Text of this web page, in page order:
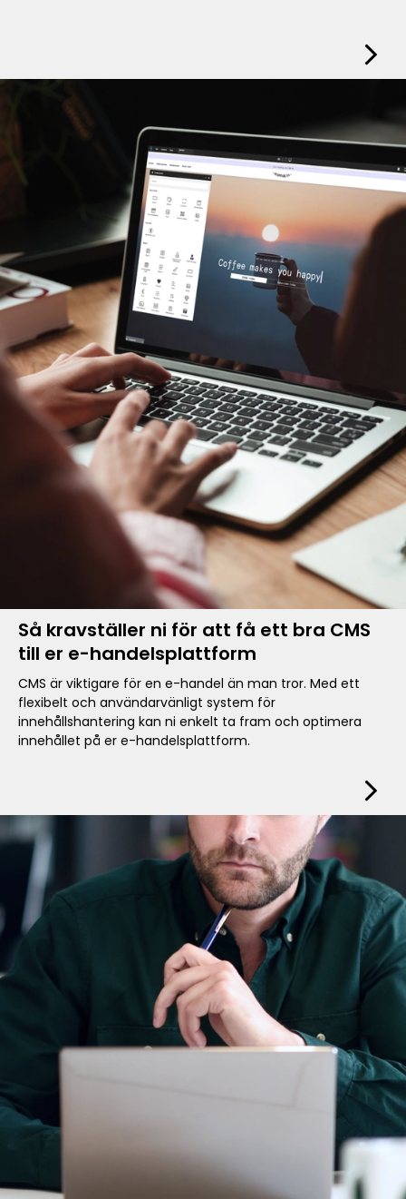
Så kravställer ni för att få ett bra CMS
till er e-handelsplattform
CMS är viktigare för en e-handel än man tror. Med ett
flexibelt och användarvänligt system för
innehållshantering kan ni enkelt ta fram och optimera
innehållet på er e-handelsplattform.